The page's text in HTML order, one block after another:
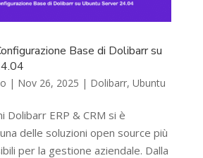
Base di Dolibarr su
| Nov 26, 2025 | Dolibarr, Ubuntu
Dolibarr ERP & CRM si è
delle soluzioni open source più
per la gestione aziendale. Dalla